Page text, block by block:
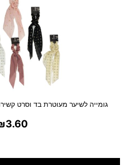
גומייה לשיער מעוטרת בד וסרט
3.60